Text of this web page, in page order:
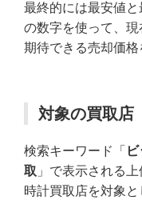
最終的には最安値と
の数字を使って、
期待できる売却価格
対象の買取店
検索キーワード「
取 」で表示される
時計買取店を対象と